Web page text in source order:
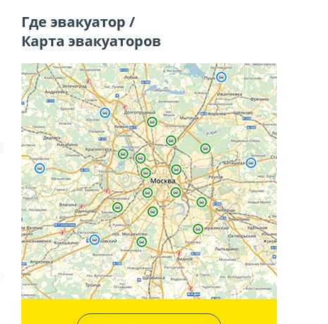
Где эвакуатор /
Карта эвакуаторов